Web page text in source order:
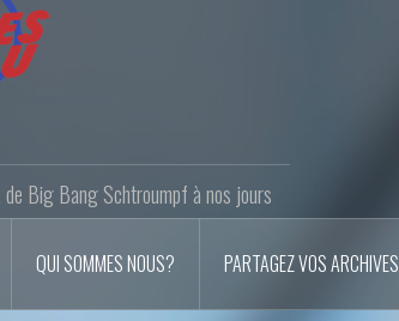
Big Bang Schtroumpf à nos jours
QUI SOMMES NOUS? PARTAGEZ VOS ARCHIVES